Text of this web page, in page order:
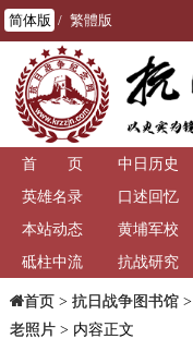
简体版 / 繁體版
首 页 中日历史
英雄名录
口述回忆
本站动态
黄埔军校
砥柱中流
抗战研究
首页> 抗日战争图书馆>
老照片> 内容正文